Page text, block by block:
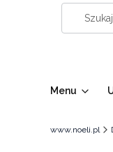
Menu
www.noeli.pl